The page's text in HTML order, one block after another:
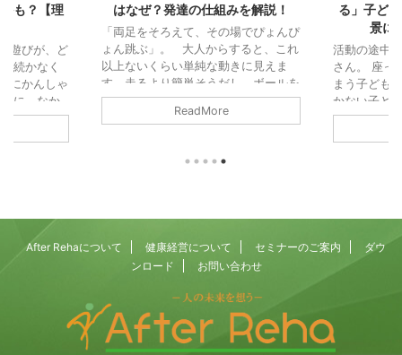
も？【理
遊びが、ど
続かなく
にかんしゃ
に、なか
除機の音
も、毎日の
ごとです。
は別々の相
はなぜ？発達の仕組みを解説！
「両足をそろえて、その場でぴょんぴ
ょん跳ぶ」。 大人からすると、これ
以上ないくらい単純な動きに見えま
す。走るより簡単そうだし、ボールを
投げるより地味な動きと思われ鵜かも
しれません。 また「これができない
ん。 でも、運動の仕組みから見る
度でかみ合ってはじめて成立する動き
中でカラダを保つ ...
ReadMore
る」子ど
景に
活動の途中
さん。 座っ
まう子ども
かない子ど
「注意」と
そうになる
乗っていま
After Rehaについて 健康経営について セミナーのご案内
ダウ
ンロード
お問い合わせ